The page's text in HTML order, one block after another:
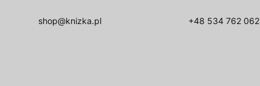
shop@knizka.pl +48 534 762 062